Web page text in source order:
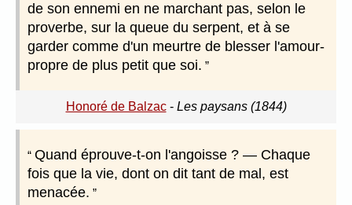
de son ennemi en ne marchant pas, selon le
proverbe, sur la queue du serpent, et à se
garder comme d'un meurtre de blesser l'amour-
propre de plus petit que soi.
Honoré de Balzac- Les paysans (1844)
Quand éprouve-t-on l'angoisse ? — Chaque
fois que la vie, dont on dit tant de mal, est
menacée.